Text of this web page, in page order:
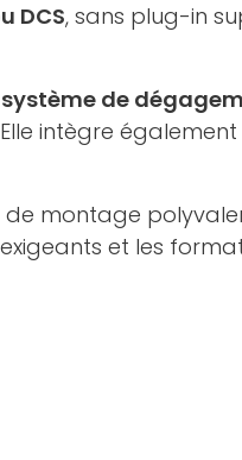
DCS, sans plug-in
système de
intègre également
montage
et les